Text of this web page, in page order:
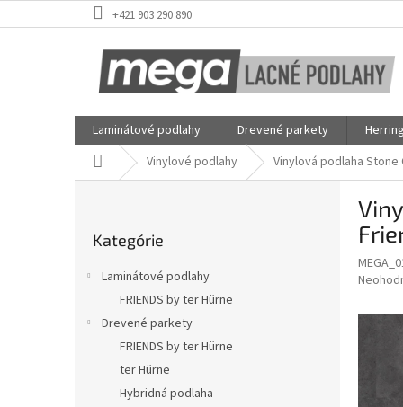
na
+421 903 290 890
Laminátové podlahy Drevené parkety
DomovVinylové podlahy Vinylová podlaha Stone
kategórie
Kategórie
Laminátové podlahy
FRIENDS by ter Hürne
Drevené parkety
FRIENDS by ter Hürne
ter Hürne
Hybridná podlaha